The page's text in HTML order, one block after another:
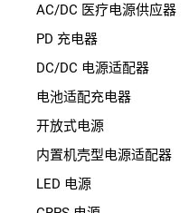
AC/DC 医疗电源供应器
PD 充电器
DC/DC 电源适配器
电池适配充电器
开放式电源
内置机壳型电源适配器
LED 电源